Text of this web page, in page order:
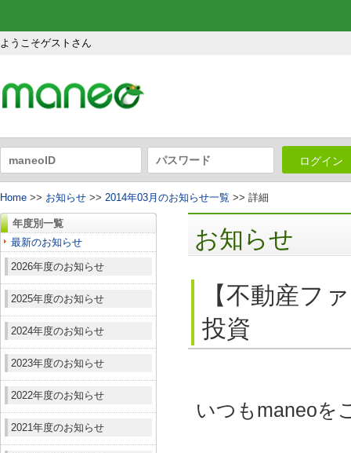
ようこそゲストさん
ログイン
Home >> お知らせ >> 2014年03月のお知らせ一覧 >> 詳細
年度別一覧
最新のお知らせ
2026年度のお知らせ
2025年度のお知らせ
2024年度のお知らせ
2023年度のお知らせ
2022年度のお知らせ
2021年度のお知らせ
お知らせ
【不動産フ
投資
いつもmaneoを